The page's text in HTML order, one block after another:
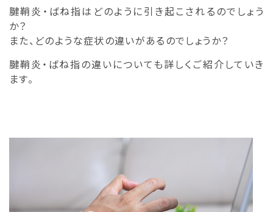
腱鞘炎・ばね指はどのように引き起こされるのでしょう
か？
また、どのような症状の違いがあるのでしょうか？
腱鞘炎・ばね指の違いについても詳しくご紹介していき
ます。